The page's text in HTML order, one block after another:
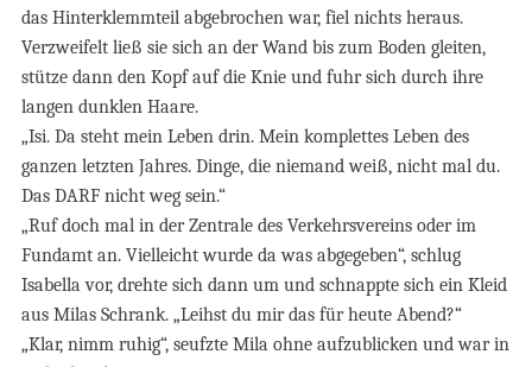
das Hinterklemmteil abgebrochen war, fiel nichts heraus.
Verzweifelt ließ sie sich an der Wand bis zum Boden gleiten,
stütze dann den Kopf auf die Knie und fuhr sich durch ihre
langen dunklen Haare.
„Isi. Da steht mein Leben drin. Mein komplettes Leben des
ganzen letzten Jahres. Dinge, die niemand weiß, nicht mal du.
Das DARF nicht weg sein.“
„Ruf doch mal in der Zentrale des Verkehrsvereins oder im
Fundamt an. Vielleicht wurde da was abgegeben“, schlug
Isabella vor, drehte sich dann um und schnappte sich ein Kleid
aus Milas Schrank. „Leihst du mir das für heute Abend?“
„Klar, nimm ruhig“, seufzte Mila ohne aufzublicken und war in